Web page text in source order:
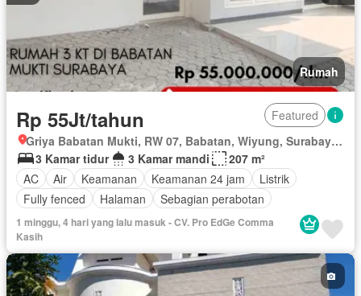
Rumah
Rp 55Jt/tahun
Featured
Griya Babatan Mukti, RW 07, Babatan, Wiyung, Surabaya, Jawa Timur
3 Kamar tidur
3 Kamar mandi
207 m²
AC
Air Keamanan Keamanan 24 jam
Listrik
Fully fenced
Halaman Sebagian perabotan
1 minggu, 4 hari yang lalu masuk - CV. Pro EdGe Comma
Kasih